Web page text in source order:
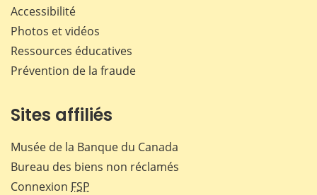
Accessibilité
Photos et vidéos
Ressources éducatives
Prévention de la fraude
Sites affiliés
Musée de la Banque du Canada
Bureau des biens non réclamés
Connexion FSP